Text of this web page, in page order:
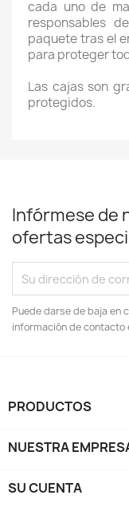
cada uno de
responsables
paquete tras el
para proteger
Las cajas son
protegidos.
Infórmese de
ofertas
Puede darse de baja en
información de contacto
PRODUCTOS
NUESTRA
SU CUENTA